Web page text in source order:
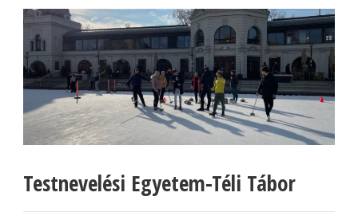
Testnevelési Egyetem-Téli Tábor